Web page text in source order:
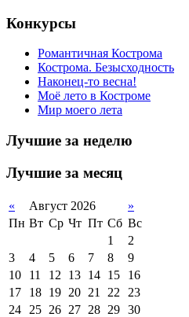
Конкурсы
Романтичная Кострома
Кострома. Безысходность
Наконец-то весна!
Моё лето в Костроме
Мир моего лета
Лучшие за неделю
Лучшие за месяц
« Август 2026
»
Пн Вт Ср Чт Пт Сб Вс
1
2
3
4 5 6 7 8
9
10
11 12 13 14 15
16
17
18 19 20 21 22
23
24
25 26 27 28 29 30